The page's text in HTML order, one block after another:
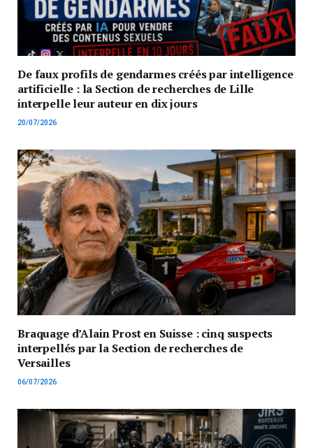
De faux profils de gendarmes créés par intelligence
artificielle : la Section de recherches de Lille
interpelle leur auteur en dix jours
20/07/2026
Braquage d’Alain Prost en Suisse : cinq suspects
interpellés par la Section de recherches de
Versailles
06/07/2026